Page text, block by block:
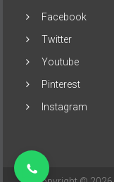
Facebook
Twitter
Youtube
Pinterest
Instagram